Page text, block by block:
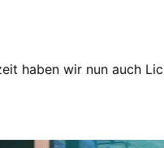
haben wir nun auch